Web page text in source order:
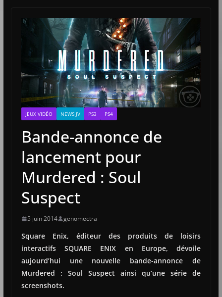
JEUX VIDÉO NEWS JV PS3 PS4
Bande-annonce de
lancement pour
Murdered : Soul
Suspect
5 juin 2014 genomectra
Square Enix, éditeur des produits de loisirs
interactifs SQUARE ENIX en Europe, dévoile
aujourd’hui une nouvelle bande-annonce de
Murdered : Soul Suspect ainsi qu’une série de
screenshots.